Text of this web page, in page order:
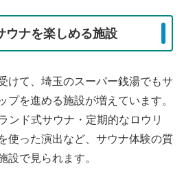
ウナを楽しめる施設
けて、埼玉のスーパー銭湯でもサ
プを進める施設が増えています。
ンド式サウナ・定期的なロウリ
使った演出など、サウナ体験の質
設で見られます。